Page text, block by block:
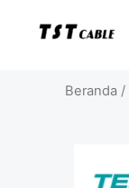
Beranda /